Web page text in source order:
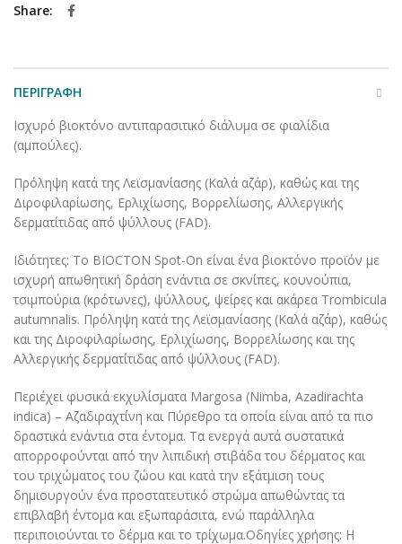
Share
ΠΕΡΙΓΡΑΦΉ
Ισχυρό βιοκτόνο αντιπαρασιτικό διάλυμα σε φιαλίδια
(αμπούλες).
Πρόληψη κατά της Λεϊσμανίασης (Καλά αζάρ), καθώς και της
Διροφιλαρίωσης, Ερλιχίωσης, Βορρελίωσης, Αλλεργικής
δερματίτιδας από ψύλλους (FAD).
Ιδιότητες: To BIOCTON Spot-On είναι ένα βιοκτόνο προϊόν με
ισχυρή απωθητική δράση ενάντια σε σκνίπες, κουνούπια,
τσιμπούρια (κρότωνες), ψύλλους, ψείρες και ακάρεα Trombicula
autumnalis. Πρόληψη κατά της Λεϊσμανίασης (Καλά αζάρ), καθώς
και της Διροφιλαρίωσης, Ερλιχίωσης, Βορρελίωσης και της
Αλλεργικής δερματίτιδας από ψύλλους (FAD).
Περιέχει φυσικά εκχυλίσματα Margosa (Nimba, Azadirachta
indica) – Αζαδιραχτίνη και Πύρεθρο τα οποία είναι από τα πιο
δραστικά ενάντια στα έντομα. Τα ενεργά αυτά συστατικά
απορροφούνται από την λιπιδική στιβάδα του δέρματος και
του τριχώματος του ζώου και κατά την εξάτμιση τους
δημιουργούν ένα προστατευτικό στρώμα απωθώντας τα
επιβλαβή έντομα και εξωπαράσιτα, ενώ παράλληλα
περιποιούνται το δέρμα και το τρίχωμα.Οδηγίες χρήσης: Η